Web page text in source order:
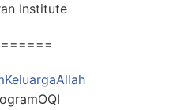
Institute